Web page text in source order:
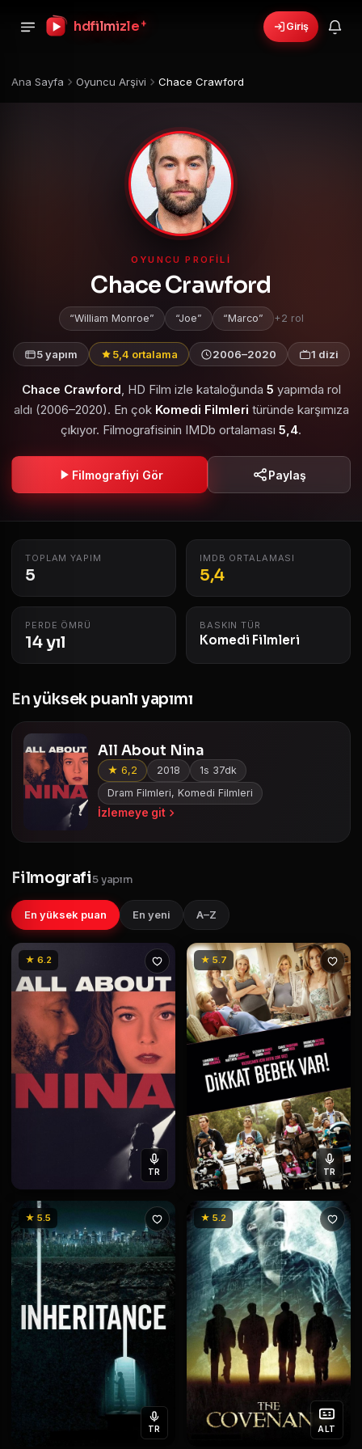
hdfilmizle + Giriş
Ana Sayfa Oyuncu Arşivi Chace Crawford
OYUNCU PROFILI
Chace Crawford
William Monroe Joe Marco +2 rol
5 yapım 5,4 ortalama 2006–2020 1 dizi
Chace Crawford, HD Film izle kataloğunda 5 yapımda rol
aldı (2006–2020). En çok Komedi Filmleri türünde karşımıza
çıkıyor. Filmografisinin IMDb ortalaması 5,4.
Filmografiyi Gör Paylaş
TOPLAM YAPIM
5
IMDB ORTALAMASI
5,4
PERDE ÖMRÜ
14 yıl
BASKIN TÜR
Komedi Filmleri
En yüksek puanlı yapımı
All About Nina
★ 6,2 2018
1s 37dk
Dram Filmleri, Komedi Filmleri
İzlemeye git
Filmografi5 yapım
En yüksek puan En yeni A–Z
★ 6.2
TR
★ 5.7
TR
★ 5.5
TR
★ 5.2
ALT